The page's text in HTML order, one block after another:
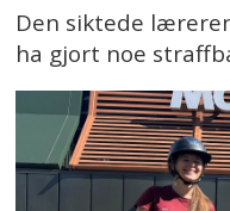
Den siktede
ha gjort noe